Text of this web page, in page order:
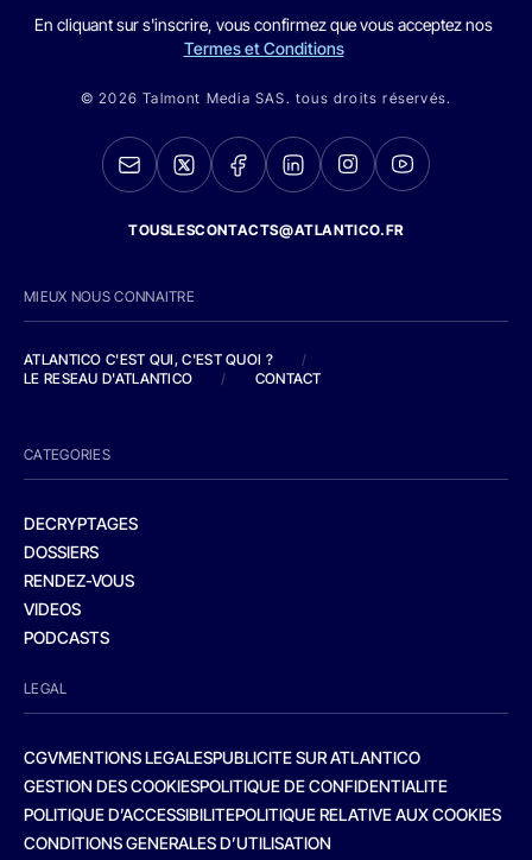
En cliquant sur s'inscrire, vous confirmez que vous acceptez nos
Termes et Conditions
© 2026 Talmont Media SAS. tous droits réservés.
TOUSLESCONTACTS@ATLANTICO.FR
MIEUX NOUS CONNAITRE
ATLANTICO C'EST QUI, C'EST QUOI ?
/
LE RESEAU D'ATLANTICO
/ CONTACT
CATEGORIES
DECRYPTAGES
DOSSIERS
RENDEZ-VOUS
VIDEOS
PODCASTS
LEGAL
CGVMENTIONS LEGALESPUBLICITE SUR ATLANTICO
GESTION DES COOKIESPOLITIQUE DE CONFIDENTIALITE
POLITIQUE D’ACCESSIBILITEPOLITIQUE RELATIVE AUX COOKIES
CONDITIONS GENERALES D’UTILISATION